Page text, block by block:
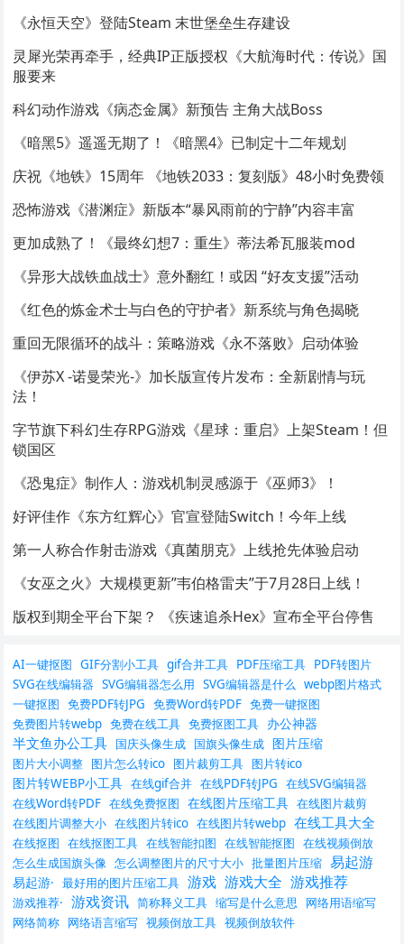
《永恒天空》登陆Steam 末世堡垒生存建设
灵犀光荣再牵手，经典IP正版授权《大航海时代：传说》国
服要来
科幻动作游戏《病态金属》新预告 主角大战Boss
《暗黑5》遥遥无期了！《暗黑4》已制定十二年规划
庆祝《地铁》15周年 《地铁2033：复刻版》48小时免费领
恐怖游戏《潜渊症》新版本“暴风雨前的宁静”内容丰富
更加成熟了！《最终幻想7：重生》蒂法希瓦服装mod
《异形大战铁血战士》意外翻红！或因 “好友支援”活动
《红色的炼金术士与白色的守护者》新系统与角色揭晓
重回无限循环的战斗：策略游戏《永不落败》启动体验
《伊苏X -诺曼荣光-》加长版宣传片发布：全新剧情与玩
法！
字节旗下科幻生存RPG游戏《星球：重启》上架Steam！但
锁国区
《恐鬼症》制作人：游戏机制灵感源于《巫师3》！
好评佳作《东方红辉心》官宣登陆Switch！今年上线
第一人称合作射击游戏《真菌朋克》上线抢先体验启动
《女巫之火》大规模更新”韦伯格雷夫”于7月28日上线！
版权到期全平台下架？ 《疾速追杀Hex》宣布全平台停售
AI一键抠图 GIF分割小工具 gif合并工具 PDF压缩工具 PDF转图片
SVG在线编辑器 SVG编辑器怎么用 SVG编辑器是什么 webp图片格式
一键抠图 免费PDF转JPG 免费Word转PDF 免费一键抠图
免费图片转webp 免费在线工具 免费抠图工具 办公神器
半文鱼办公工具 国庆头像生成 国旗头像生成 图片压缩
图片大小调整 图片怎么转ico 图片裁剪工具 图片转ico
图片转WEBP小工具 在线gif合并 在线PDF转JPG 在线SVG编辑器
在线Word转PDF 在线免费抠图 在线图片压缩工具 在线图片裁剪
在线图片调整大小 在线图片转ico 在线图片转webp 在线工具大全
在线抠图 在线抠图工具 在线智能扣图 在线智能抠图 在线视频倒放
怎么生成国旗头像 怎么调整图片的尺寸大小 批量图片压缩 易起游
易起游· 最好用的图片压缩工具 游戏 游戏大全 游戏推荐
游戏推荐· 游戏资讯 简称释义工具 缩写是什么意思
网络用语缩写
网络简称 网络语言缩写 视频倒放工具 视频倒放软件